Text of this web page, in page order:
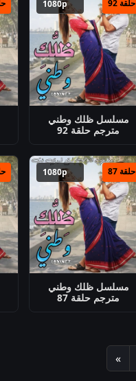
حلقة 92 1080p
مسلسل ظلك وطني
مترجم حلقة 92
حلقة 87 1080p
مسلسل ظلك وطني
مترجم حلقة 87
»